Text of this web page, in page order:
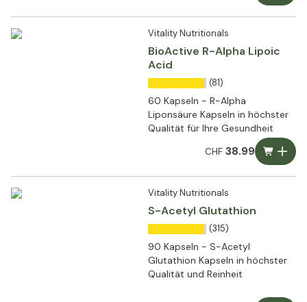
Vitality Nutritionals
BioActive R-Alpha Lipoic
Acid
(81)
60 Kapseln - R-Alpha
Liponsäure Kapseln in höchster
Qualität für Ihre Gesundheit
CHF38.99
Vitality Nutritionals
S-Acetyl Glutathion
(315)
90 Kapseln - S-Acetyl
Glutathion Kapseln in höchster
Qualität und Reinheit